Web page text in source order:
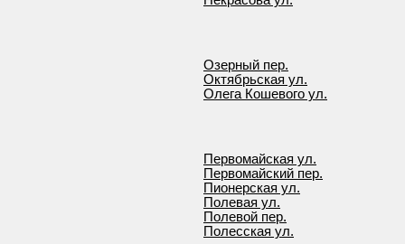
Озерный пер.
Октябрьская ул.
Олега Кошевого ул.
Первомайская ул.
Первомайский пер.
Пионерская ул.
Полевая ул.
Полевой пер.
Полесская ул.